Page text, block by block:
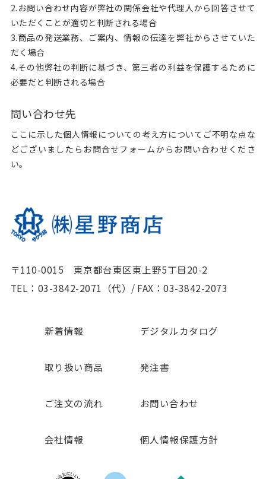
2.お問い合わせ内容が弊社の関係会社や代理人から回答させて
いただくことが適切と判断される場合
3.商品の発送業務、ご案内、情報の伝達を弊社からさせていた
だく場合
4.その他弊社の判断に基づき、第三者の利益を保護するために
必要だと判断される場合
問い合わせ先
ここに示した個人情報についての考え方についてご不明な点な
どございましたらお問合せフォームからお問い合わせくださ
い。
〒110-0015 東京都台東区東上野5丁目20-2
TEL：03-3842-2071（代） / FAX：03-3842-2073
新着情報 デジタルカタログ
取り扱い商品 発注書
ご注文の流れ お問い合わせ
会社情報 個人情報保護方針